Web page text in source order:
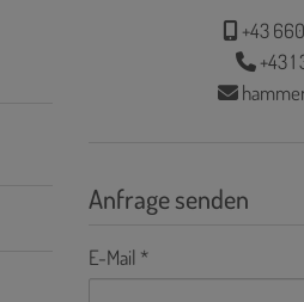
+43
+43 1
Anfrage senden
E-Mail